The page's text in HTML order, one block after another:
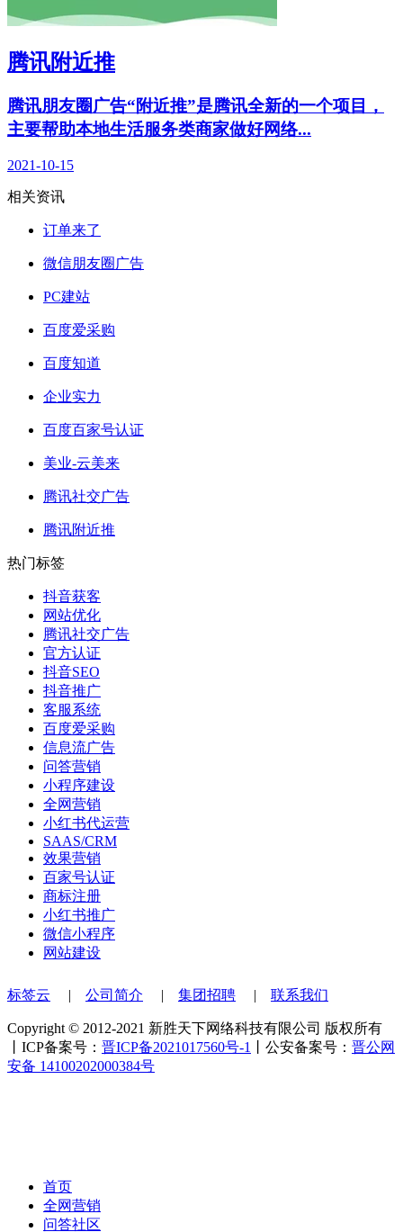
腾讯附近推
腾讯朋友圈广告“附近推”是腾讯全新的一个项目，
主要帮助本地生活服务类商家做好网络...
2021-10-15
相关资讯
订单来了
微信朋友圈广告
PC建站
百度爱采购
百度知道
企业实力
百度百家号认证
美业-云美来
腾讯社交广告
腾讯附近推
热门标签
抖音获客
网站优化
腾讯社交广告
官方认证
抖音SEO
抖音推广
客服系统
百度爱采购
信息流广告
问答营销
小程序建设
全网营销
小红书代运营
SAAS/CRM
效果营销
百家号认证
商标注册
小红书推广
微信小程序
网站建设
标签云 公司简介 集团招聘 联系我们
Copyright © 2012-2021 新胜天下网络科技有限公司 版权所有
丨ICP备案号： 晋ICP备2021017560号-1 丨公安备案号： 晋公网
安备 14100202000384号
首页
全网营销
问答社区